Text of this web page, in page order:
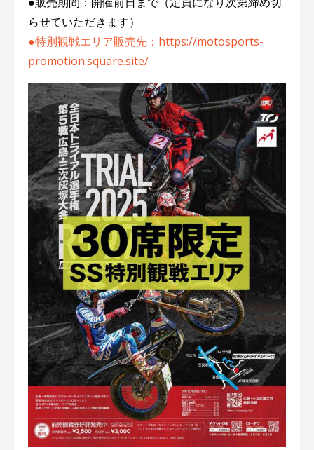
らせていただきます）
●特別観戦エリア販売先：https://motosports-
promotion.square.site/